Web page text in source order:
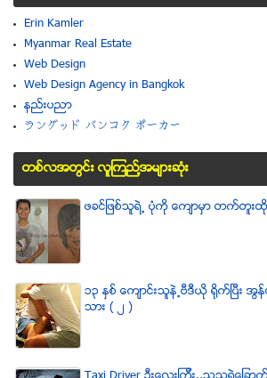
Erin Kamler
Myanmar Real Estate
Web Design
Web Design Agency in Bangkok
နည္းပညာ
ラングッド バンコク ポーカー
တစ္လအတြင္း လူၾကည္႔အမ်ားဆံုး
ဖခင္ျဖစ္သူရဲ႕ ပံုကို ေက်ာမွာ တက္တူးထို
၁၃ ႏွစ္ ေက်ာင္းသူနဲ႕ဗီဒီယို ရိုက္ျပီး အ
သား ( ၂ )